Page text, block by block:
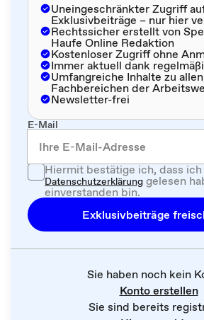
Uneingeschränkter Zugriff
Exklusivbeiträge – nur hier
Rechtssicher erstellt von
Haufe Online Redaktion
Kostenloser Zugriff ohne
Immer aktuell dank
Umfangreiche Inhalte zu allen
Fachbereichen der
Newsletter-frei
E-Mail
Hiermit bestätige ich, dass
Datenschutzerklärung gelesen
einverstanden bin.
Exklusivbeiträge
Sie haben noch kein
Konto erstellen
Sie sind bereits